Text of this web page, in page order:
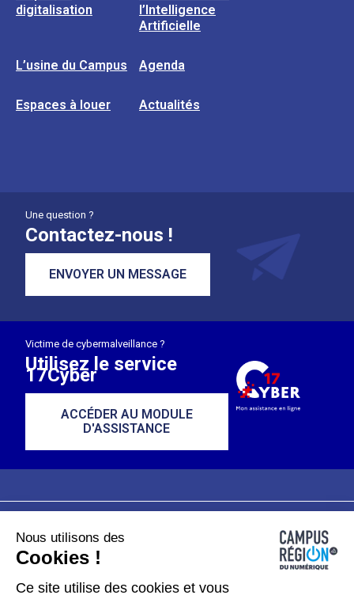
digitalisation
l’Intelligence
Artificielle
L’usine du Campus Agenda
Espaces à louer Actualités
Une question ?
Contactez-nous !
ENVOYER UN MESSAGE
Victime de cybermalveillance ?
Utilisez le service
17Cyber
ACCÉDER AU MODULE
D'ASSISTANCE
Plan du site
Données personnelles
Nous utilisons des
Cookies !
Ce site utilise des cookies et vous